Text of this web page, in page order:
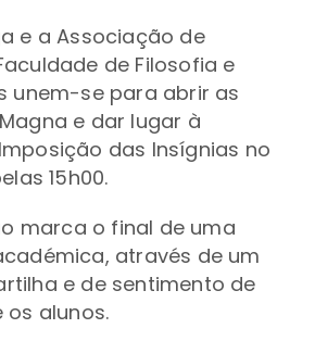
e a Associação de
de Filosofia e
unem-se para abrir as
e dar lugar à
das Insígnias no
15h00.
marca o final de uma
através de um
e de sentimento de
alunos.